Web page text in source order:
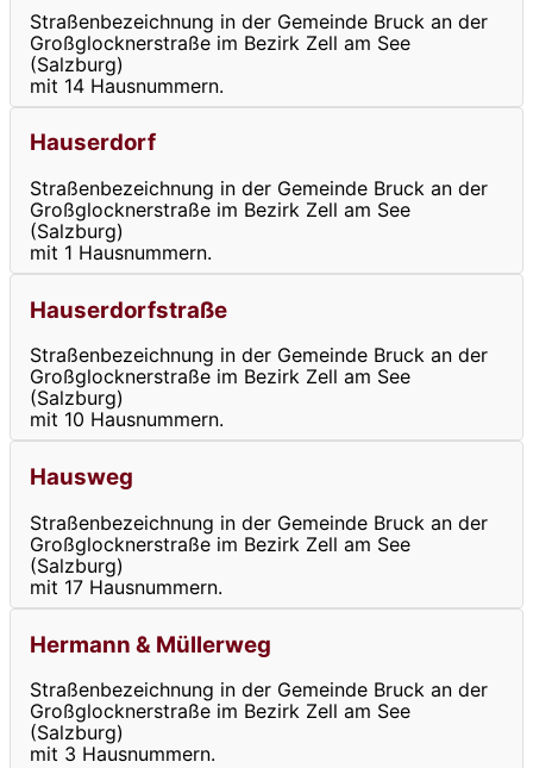
Straßenbezeichnung in der Gemeinde Bruck an der
Großglocknerstraße im Bezirk Zell am See
(Salzburg)
mit 14 Hausnummern.
Hauserdorf
Straßenbezeichnung in der Gemeinde Bruck an der
Großglocknerstraße im Bezirk Zell am See
(Salzburg)
mit 1 Hausnummern.
Hauserdorfstraße
Straßenbezeichnung in der Gemeinde Bruck an der
Großglocknerstraße im Bezirk Zell am See
(Salzburg)
mit 10 Hausnummern.
Hausweg
Straßenbezeichnung in der Gemeinde Bruck an der
Großglocknerstraße im Bezirk Zell am See
(Salzburg)
mit 17 Hausnummern.
Hermann & Müllerweg
Straßenbezeichnung in der Gemeinde Bruck an der
Großglocknerstraße im Bezirk Zell am See
(Salzburg)
mit 3 Hausnummern.